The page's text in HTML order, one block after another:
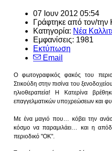
07 Ιουν 2012 05:54
Γράφτηκε από τον/
Κατηγορία: Νέα
Εμφανίσεις: 1981
Εκτύπωση
Email
Ο φωτογραφικός φακός του
Στικούδη στην πισίνα του
ηλιοθεραπεία! Η Κατερίνα
επαγγελματικών υποχρεώσεων και
Με ένα μαγιό που… κόβει την
κόσμο να παραμιλάει… και η
περιοδικό "ΟΚ".